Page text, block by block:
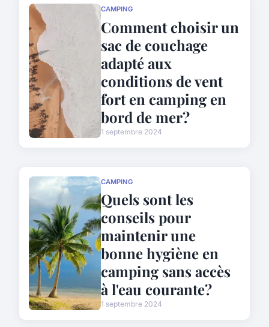
CAMPING
Comment choisir un
sac de couchage
adapté aux
conditions de vent
fort en camping en
bord de mer?
1 septembre 2024
CAMPING
Quels sont les
conseils pour
maintenir une
bonne hygiène en
camping sans accès
à l'eau courante?
1 septembre 2024